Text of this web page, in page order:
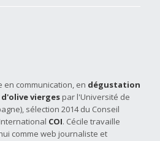
en communication, en dégustation
vierges par l'Université de
sélection 2014 du Conseil
COI. Cécile travaille
comme web journaliste et